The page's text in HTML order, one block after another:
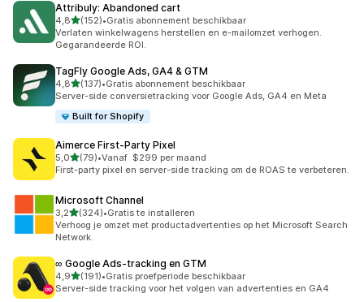
Attribuly: Abandoned cart
4,8van 5 sterren
(152)
152 recensies in totaal
•Gratis abonnement beschikbaar
Verlaten winkelwagens herstellen en e-mailomzet verhogen.
Gegarandeerde ROI.
TagFly Google Ads, GA4 & GTM
4,8van 5 sterren
(137)
137 recensies in totaal
•Gratis abonnement beschikbaar
Server-side conversietracking voor Google Ads, GA4 en Meta
Built for Shopify
Aimerce First‑Party Pixel
5,0van 5 sterren
(79)
79 recensies in totaal
•Vanaf $299 per maand
First-party pixel en server-side tracking om de ROAS te verbeteren.
Microsoft Channel
3,2van 5 sterren
(324)
324 recensies in totaal
•Gratis te installeren
Verhoog je omzet met productadvertenties op het Microsoft Search
Network.
∞ Google Ads‑tracking en GTM
4,9van 5 sterren
(191)
191 recensies in totaal
•Gratis proefperiode beschikbaar
Server-side tracking voor het volgen van advertenties en GA4